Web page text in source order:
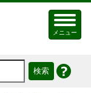
メニュー